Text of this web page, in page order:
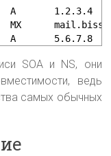
A       1.2.3.4
MX
A       5.6.7.8
SOA и NS, они
ведь
самых обычных